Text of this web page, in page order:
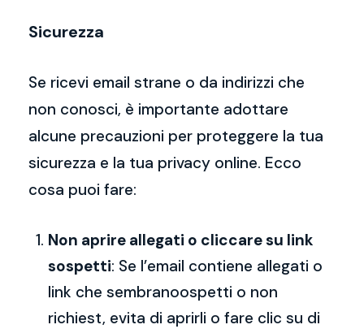
Sicurezza
Se ricevi email strane o da indirizzi che
non conosci, è importante adottare
alcune precauzioni per proteggere la tua
sicurezza e la tua privacy online. Ecco
cosa puoi fare:
Non aprire allegati o cliccare su link
sospetti: Se l’email contiene allegati o
link che sembranoospetti o non
richiest, evita di aprirli o fare clic su di